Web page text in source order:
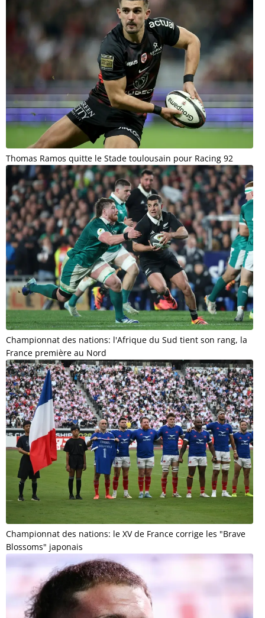
Thomas Ramos quitte le Stade toulousain pour Racing 92
Championnat des nations: l'Afrique du Sud tient son rang, la
France première au Nord
Championnat des nations: le XV de France corrige les "Brave
Blossoms" japonais